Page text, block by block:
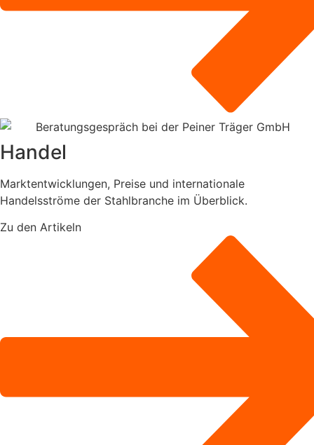
Handel
Marktentwicklungen, Preise und internationale
Handelsströme der Stahlbranche im Überblick.
Zu den Artikeln